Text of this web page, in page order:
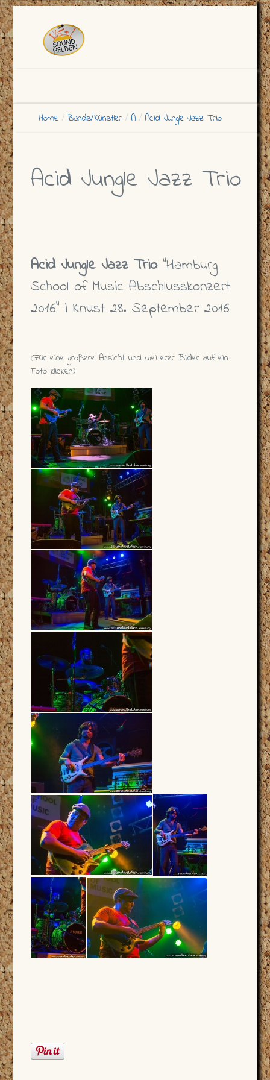
Home Bands/Künstler A Acid Jungle Jazz Trio
Acid Jungle Jazz Trio
Acid Jungle Jazz Trio "Hamburg
School of Music Abschlusskonzert
2016" | Knust 28. September 2016
(Für eine größere Ansicht und weiterer Bilder auf ein
Foto klicken)